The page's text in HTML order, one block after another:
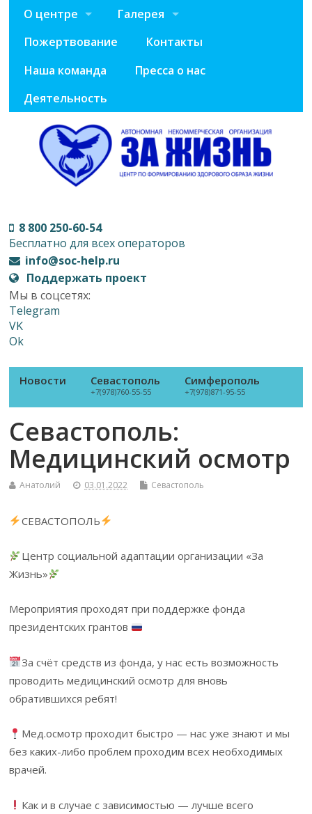
О центре
Галерея
Пожертвование
Контакты
Наша команда
Пресса о нас
Деятельность
8 800 250-60-54
Бесплатно для всех операторов
info@soc-help.ru
Поддержать проект
Мы в соцсетях:
Telegram
VK
Ok
Новости Севастополь
+7(978)760-55-55
Симферополь
+7(978)871-95-55
Севастополь:
Медицинский осмотр
Анатолий 03.01.2022 Севастополь
СЕВАСТОПОЛЬ
Центр социальной адаптации организации «За
Жизнь»
Мероприятия проходят при поддержке фонда
президентских грантов
За счёт средств из фонда, у нас есть возможность
проводить медицинский осмотр для вновь
обратившихся ребят!
Мед.осмотр проходит быстро — нас уже знают и мы
без каких-либо проблем проходим всех необходимых
врачей.
Как и в случае с зависимостью — лучше всего